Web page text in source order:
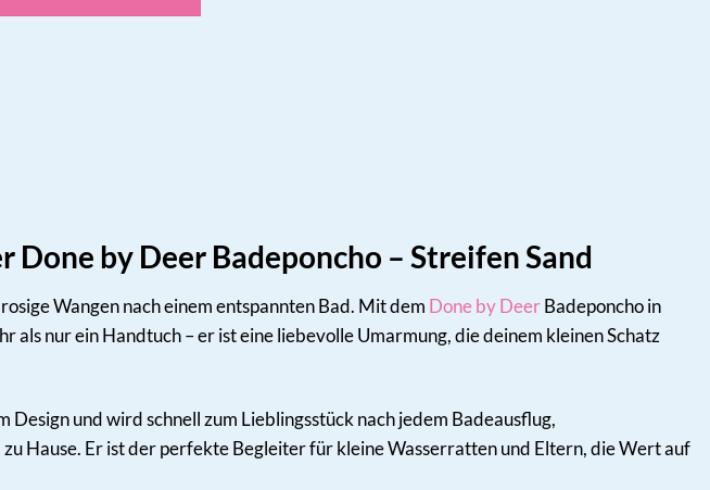
Done by Deer Badeponcho – Streifen Sand
Wangen nach einem entspannten Bad. Mit dem Done by DeerBadeponcho in
als nur ein Handtuch – er ist eine liebevolle Umarmung, die deinem kleinen Schatz
und wird schnell zum Lieblingsstück nach jedem Badeausflug,
Hause. Er ist der perfekte Begleiter für kleine Wasserratten und Eltern, die Wert auf